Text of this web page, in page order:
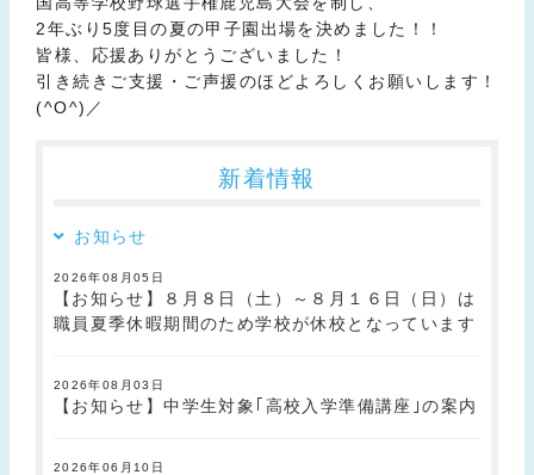
2年ぶり 5度目の夏の甲子園出場を決めました！！
皆様、応援ありがとうございました！
引き続きご支援・ご声援のほどよろしくお願いします！
(^O^) ／
新着情報
お知らせ
2026年08月05日
【お知らせ】８月８日（土）～８月１６日（日）は
職員夏季休暇期間のため学校が休校となっています
2026年08月03日
【お知らせ】中学生対象｢高校入学準備講座｣の案内
2026年06月10日